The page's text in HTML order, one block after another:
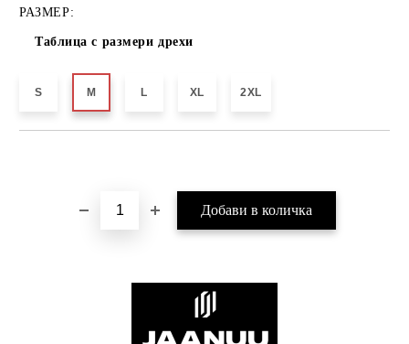
РАЗМЕР:
Таблица с размери дрехи
S M L XL 2XL